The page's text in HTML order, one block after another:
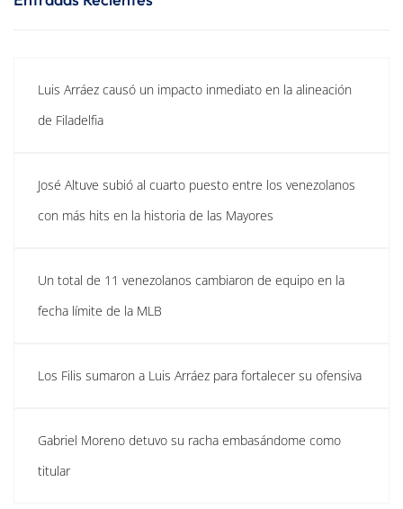
Luis Arráez causó un impacto inmediato en la alineación
de Filadelfia
José Altuve subió al cuarto puesto entre los venezolanos
con más hits en la historia de las Mayores
Un total de 11 venezolanos cambiaron de equipo en la
fecha límite de la MLB
Los Filis sumaron a Luis Arráez para fortalecer su ofensiva
Gabriel Moreno detuvo su racha embasándome como
titular